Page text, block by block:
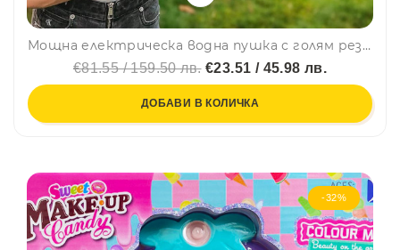
Мощна електрическа водна пушка с голям резервоар, бърза стрелба, обхват 8-9м, син
€81.55 / 159.50 лв.€23.51 / 45.98 лв.
ДОБАВИ В КОЛИЧКА
-32%